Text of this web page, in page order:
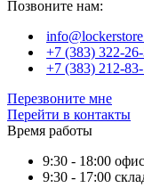
Позвоните нам:
+7 (383) 322-
+7 (383) 212-
Перезвоните мне
Перейти в контакты
Время работы
9:30 - 18:00 офис
9:30 - 17:00